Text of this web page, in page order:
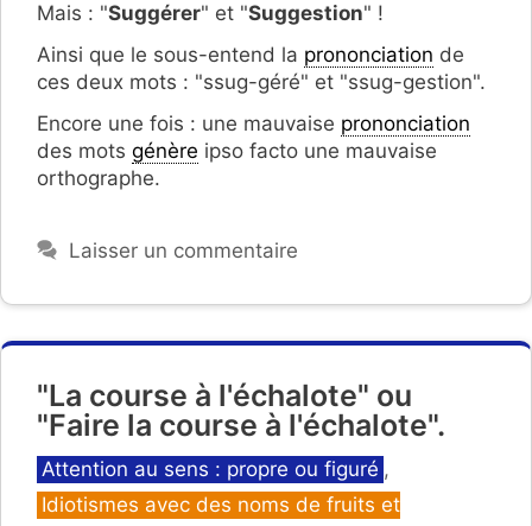
Mais : "Suggérer" et "Suggestion" !
Ainsi que le sous-entend la prononciation de
ces deux mots : "ssug-géré" et "ssug-gestion".
Encore une fois : une mauvaise prononciation
des mots génère ipso facto une mauvaise
orthographe.
Laisser un commentaire
"La course à l'échalote" ou
"Faire la course à l'échalote".
Catégories
Attention au sens : propre ou figuré ,
Idiotismes avec des noms de fruits et